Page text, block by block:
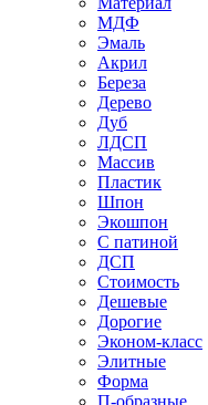
МДФ
Эмаль
Акрил
Береза
Дерево
Дуб
ЛДСП
Массив
Пластик
Шпон
Экошпон
С патиной
ДСП
Стоимость
Дешевые
Дорогие
Эконом-класс
Элитные
Форма
П-образные